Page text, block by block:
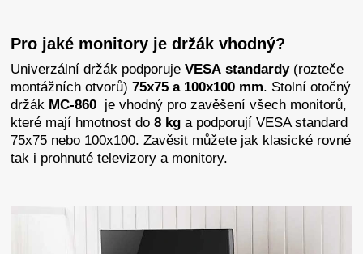
Pro jaké monitory je držák vhodný?
Univerzální držák podporujeVESA standardy(rozteče
montážních otvorů)75x75 a 100x100 mm. Stolní otočný
držák MC-860 je vhodný pro zavěšení všech monitorů,
které mají hmotnost do8 kg a podporují VESA standard
75x75 nebo 100x100. Zavěsit můžete jak klasické rovné
tak i prohnuté televizory a monitory.